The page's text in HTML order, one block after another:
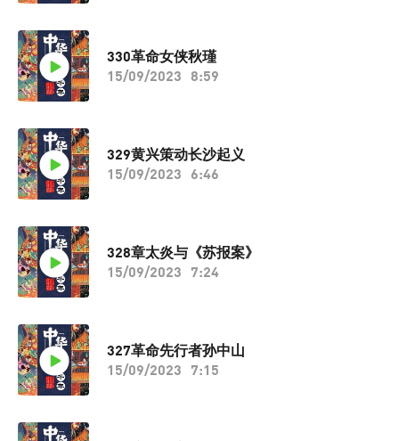
330革命女侠秋瑾
15/09/2023
8:59
329黄兴策动长沙起义
15/09/2023
6:46
328章太炎与《苏报案》
15/09/2023
7:24
327革命先行者孙中山
15/09/2023
7:15